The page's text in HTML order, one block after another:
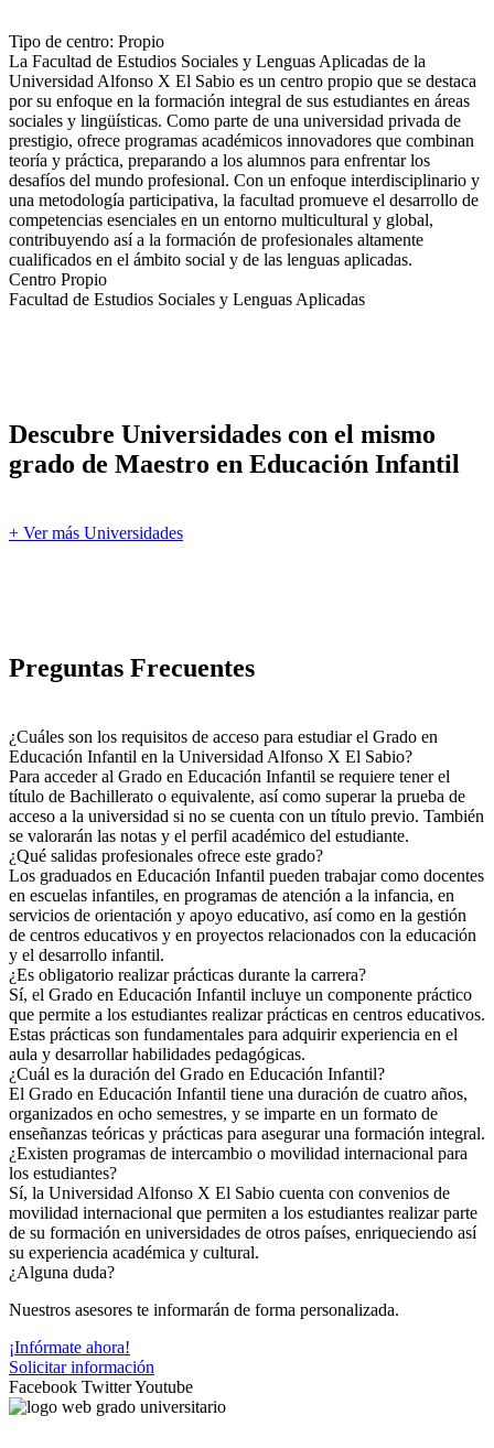
Tipo de centro: Propio
La Facultad de Estudios Sociales y Lenguas Aplicadas de la
Universidad Alfonso X El Sabio es un centro propio que se destaca
por su enfoque en la formación integral de sus estudiantes en áreas
sociales y lingüísticas. Como parte de una universidad privada de
prestigio, ofrece programas académicos innovadores que combinan
teoría y práctica, preparando a los alumnos para enfrentar los
desafíos del mundo profesional. Con un enfoque interdisciplinario y
una metodología participativa, la facultad promueve el desarrollo de
competencias esenciales en un entorno multicultural y global,
contribuyendo así a la formación de profesionales altamente
cualificados en el ámbito social y de las lenguas aplicadas.
Centro Propio
Facultad de Estudios Sociales y Lenguas Aplicadas
Descubre Universidades con el mismo
grado de Maestro en Educación Infantil
+ Ver más Universidades
Preguntas Frecuentes
¿Cuáles son los requisitos de acceso para estudiar el Grado en
Educación Infantil en la Universidad Alfonso X El Sabio?
Para acceder al Grado en Educación Infantil se requiere tener el
título de Bachillerato o equivalente, así como superar la prueba de
acceso a la universidad si no se cuenta con un título previo. También
se valorarán las notas y el perfil académico del estudiante.
¿Qué salidas profesionales ofrece este grado?
Los graduados en Educación Infantil pueden trabajar como docentes
en escuelas infantiles, en programas de atención a la infancia, en
servicios de orientación y apoyo educativo, así como en la gestión
de centros educativos y en proyectos relacionados con la educación
y el desarrollo infantil.
¿Es obligatorio realizar prácticas durante la carrera?
Sí, el Grado en Educación Infantil incluye un componente práctico
que permite a los estudiantes realizar prácticas en centros educativos.
Estas prácticas son fundamentales para adquirir experiencia en el
aula y desarrollar habilidades pedagógicas.
¿Cuál es la duración del Grado en Educación Infantil?
El Grado en Educación Infantil tiene una duración de cuatro años,
organizados en ocho semestres, y se imparte en un formato de
enseñanzas teóricas y prácticas para asegurar una formación integral.
¿Existen programas de intercambio o movilidad internacional para
los estudiantes?
Sí, la Universidad Alfonso X El Sabio cuenta con convenios de
movilidad internacional que permiten a los estudiantes realizar parte
de su formación en universidades de otros países, enriqueciendo así
su experiencia académica y cultural.
¿Alguna duda?
Nuestros asesores te informarán de forma personalizada.
¡Infórmate ahora!
Solicitar información
Facebook TwitterYoutube